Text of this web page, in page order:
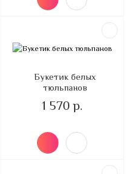
Букетик белых
тюльпанов
1 570 р.